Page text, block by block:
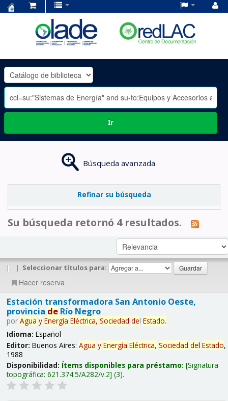
OLADE
-
Ir
Búsqueda avanzada
Refinar su búsqueda
Su búsqueda retornó 4 resultados.
| | Seleccionar títulos para:
Hacer reserva
Estación transformadora San Antonio Oeste,
provincia deRío Negro
por Agua y Energía Eléctrica, Sociedad del Estado.
Idioma: Español
Editor: Buenos Aires: Agua y Energía Eléctrica, Sociedad del Estado,
1988
Disponibilidad: Ítems disponibles para préstamo: Signatura
topográfica: 621.374.5/A282/v.2 (3).